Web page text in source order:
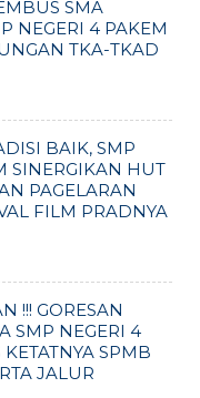
SMA
NEGERI 4 PAKEM
TKA-TKAD
BAIK, SMP
SINERGIKAN HUT
PAGELARAN
FILM PRADNYA
!!! GORESAN
SMP NEGERI 4
SPMB
JALUR